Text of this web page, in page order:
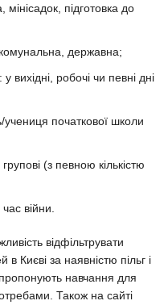
підготовка до
державна;
вихідні, робочі чи певні дні
учениця початкової школи
(з певною кількістю
війни.
відфільтрувати
в Києві за наявністю пільг і
навчання для
Також на сайті